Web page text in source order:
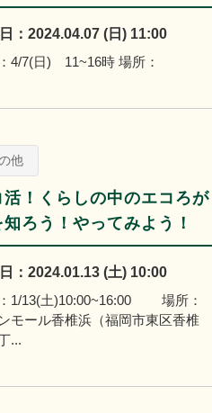
：2024.04.07 (日) 11:00
4/7(日) 11~16時 場所：
他
活！くらしの中のエコろが
知ろう！やってみよう！
：2024.01.13 (土) 10:00
1/13(土)10:00~16:00 場所：
モール香椎浜（福岡市東区香椎
...